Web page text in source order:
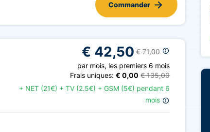
Commander
€ 42,50 € 71,00
par mois, les premiers 6 mois
Frais uniques: € 0,00 € 135,00
+ NET (21€) + TV (2.5€) + GSM (5€) pendant 6
mois